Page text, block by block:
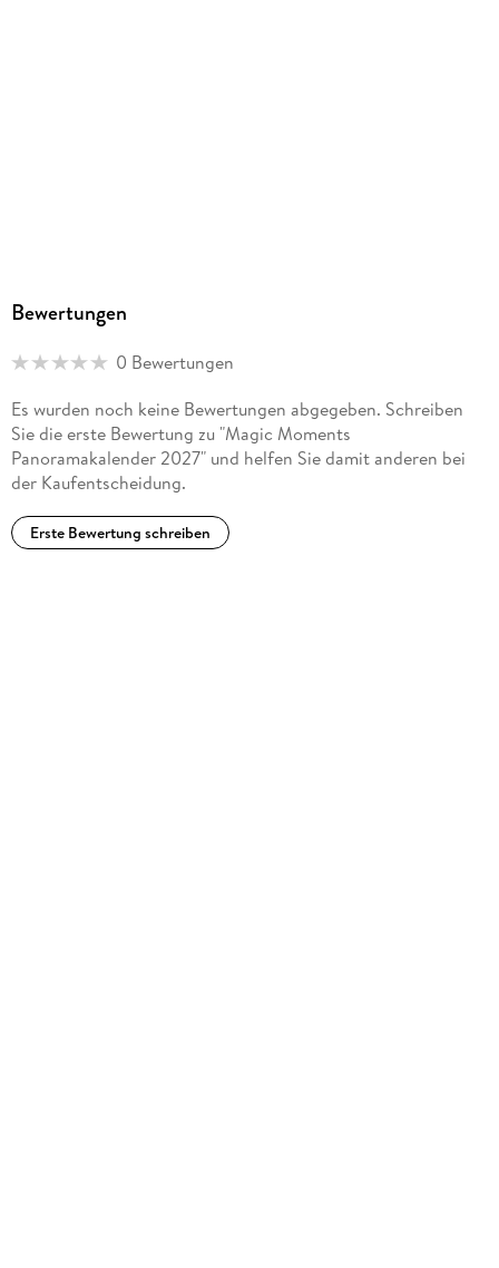
Bewertungen
0 Bewertungen
Es wurden noch keine Bewertungen abgegeben. Schreiben
Sie die erste Bewertung zu "Magic Moments
Panoramakalender 2027" und helfen Sie damit anderen bei
der Kaufentscheidung.
Erste Bewertung schreiben